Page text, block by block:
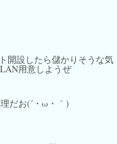
開設したら儲かりそうな気
用意しようぜ
だお(´・ω・｀)